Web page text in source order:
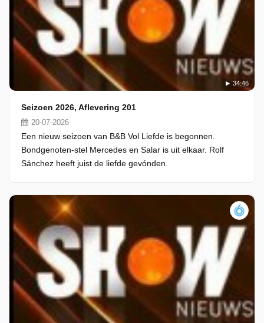
34:46
Seizoen 2026, Aflevering 201
20-07-2026
Een nieuw seizoen van B&B Vol Liefde is begonnen.
Bondgenoten-stel Mercedes en Salar is uit elkaar. Rolf
Sánchez heeft juist de liefde gevónden.